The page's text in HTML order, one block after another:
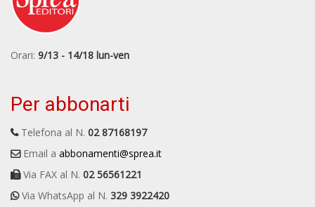
Orari: 9/13 - 14/18 lun-ven
Per abbonarti
Telefona al N. 02 87168197
Email a abbonamenti@sprea.it
Via FAX al N. 02 56561221
Via WhatsApp al N. 329 3922420